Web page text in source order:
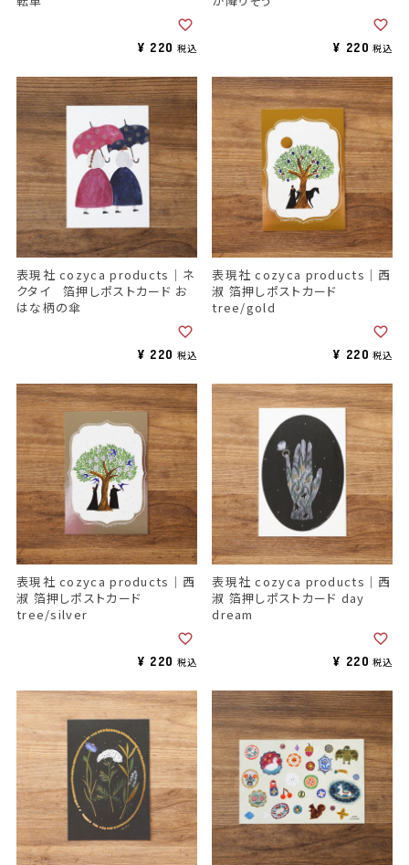
¥ 220 税込 ¥ 220 税込
表現社 cozyca products｜ネ
クタイ 箔押しポストカード お
はな柄の傘
¥ 220 税込
表現社 cozyca products｜西
淑 箔押しポストカード
tree/gold
¥ 220 税込
表現社 cozyca products｜西
淑 箔押しポストカード
tree/silver
¥ 220 税込
表現社 cozyca products｜西
淑 箔押しポストカード day
dream
¥ 220 税込